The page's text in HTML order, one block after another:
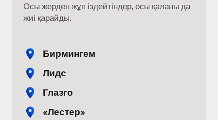
Осы жерден жұп іздейтіндер, осы қаланы да
жиі қарайды.
Бирмингем
Лидс
Глазго
«Лестер»